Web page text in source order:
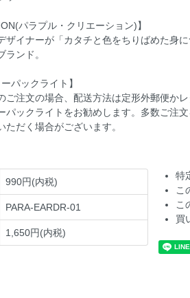
パラプル・クリエーション)】
ザイナーが「カタチと色をちりばめた身
ランド。
パックライト】
注文の場合、配送方法は定形外郵便か
パックライトをお勧めします。多数ご注
だく場合がございます。
990円(内税)
PARA-EARDR-01
1,650円(内税)
特
こ
こ
買